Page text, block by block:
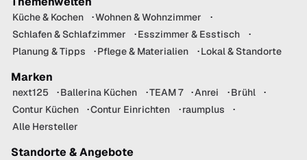
Küche & Kochen
Wohnen & Wohnzimmer
Schlafen & Schlafzimmer
Esszimmer & Esstisch
Planung & Tipps
Pflege & Materialien Lokal & Standorte
Marken
next125 Ballerina Küchen TEAM 7 Anrei
Brühl
Contur Küchen
Contur Einrichten
raumplus
Alle Hersteller
Standorte & Angebote